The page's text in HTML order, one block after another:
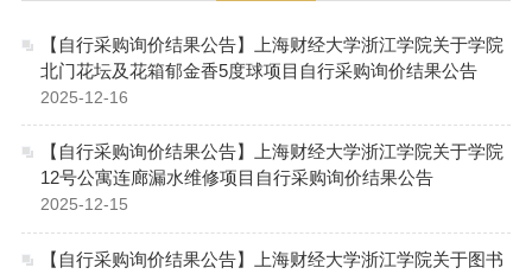
【自行采购询价结果公告】上海财经大学浙江学院关于学院
北门花坛及花箱郁金香5度球项目自行采购询价结果公告
2025-12-16
【自行采购询价结果公告】上海财经大学浙江学院关于学院
12号公寓连廊漏水维修项目自行采购询价结果公告
2025-12-15
【自行采购询价结果公告】上海财经大学浙江学院关于图书